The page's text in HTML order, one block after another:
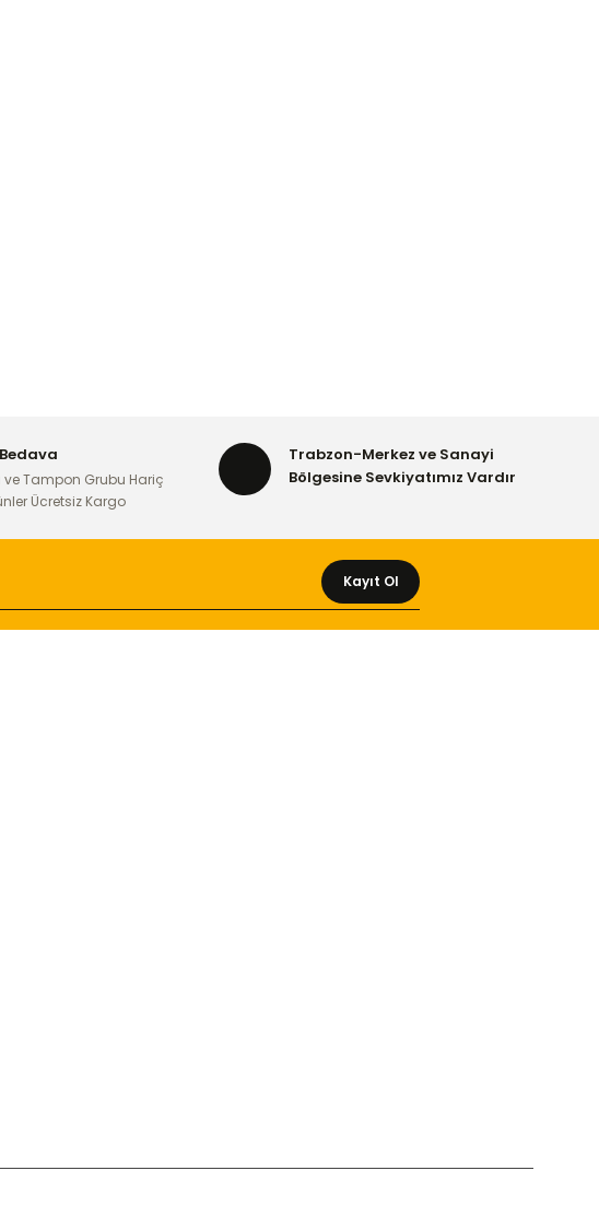
ve Tampon Grubu Hariç
Ücretsiz Kargo
Trabzon-Merkez ve Sanayi
Bölgesine Sevkiyatımız Vardır
Kayıt Ol